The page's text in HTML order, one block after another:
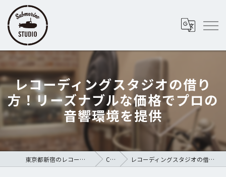
レコーディングスタジオの借り
方！リーズナブルな価格でプロの
音響環境を提供
東京都新宿のレコーディングスタジオならSubmarine STUDIO COLUMN レコーディングスタジオの借り方！リーズナブルな価格でプロの音響環境を提供